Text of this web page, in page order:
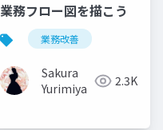
業務フロー図を描こう
業務改善
Sakura
Yurimiya
2.3K